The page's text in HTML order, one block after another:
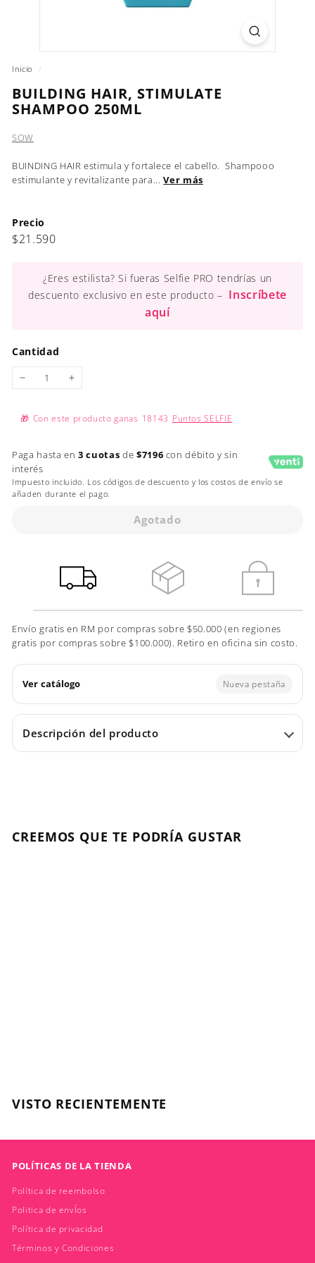
Inicio /
BUILDING HAIR, STIMULATE
SHAMPOO 250ML
SOW
BUINDING HAIR estimula y fortalece el cabello. Shampooo
estimulante y revitalizante para... Ver más
Precio
Precio
$21.590$21.590
¿Eres estilista? Si fueras Selfie PRO tendrías un
descuento exclusivo en este producto – Inscríbete
aquí
Cantidad
+
🎁 Con este producto ganas 18143 Puntos SELFIE
Paga hasta en3 cuotas de $7196 con débito y sin
interés
Impuesto incluido. Los códigos de descuento y los costos de envío se
añaden durante el pago.
Agotado
Envío gratis en RM por compras sobre $50.000 (en regiones
gratis por compras sobre $100.000). Retiro en oficina sin costo.
Ver catálogo Nueva pestaña
Descripción del producto
CREEMOS QUE TE PODRÍA GUSTAR
5
VISTO RECIENTEMENTE
POLÍTICAS DE LA TIENDA
Política de reembolso
Politica de envÍos
Política de privacidad
Términos y Condiciones